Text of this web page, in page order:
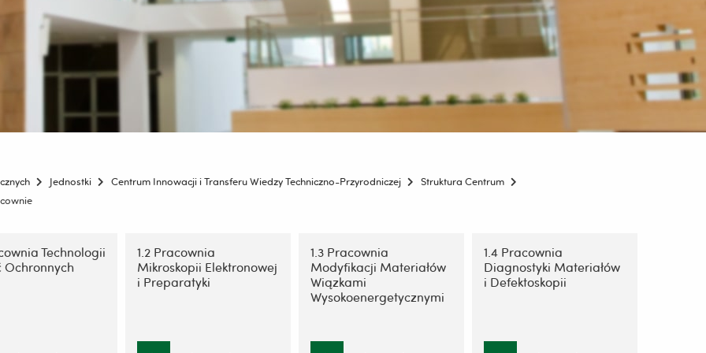
Jednostki Centrum Innowacji i Transferu Wiedzy Techniczno-Przyrodniczej
Struktura Centrum
Technologii
Ochronnych
1.2 Pracownia
Mikroskopii Elektronowej
i Preparatyki
1.3 Pracownia
Modyfikacji Materiałów
Wiązkami
Wysokoenergetycznymi
1.4 Pracownia
Diagnostyki Materiałów
i Defektoskopii